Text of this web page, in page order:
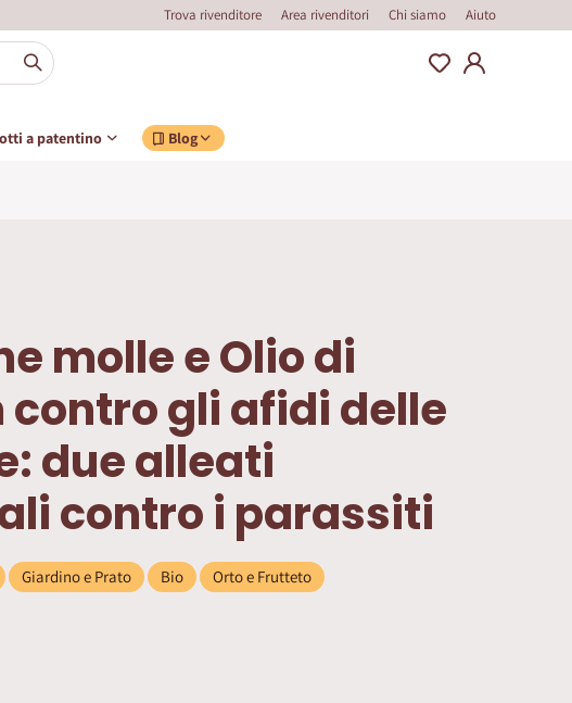
Trova rivenditore Area rivenditori Chi siamo Aiuto
a patentino Blog
molle e Olio di
contro gli afidi delle
due alleati
contro i parassiti
Giardino e Prato Bio Orto e Frutteto